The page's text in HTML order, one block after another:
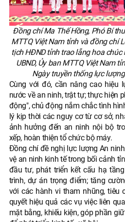
Đồng chí Ma Thế Hồng, Phó Bí
MTTQ Việt Nam tỉnh và đồng chí
tịch HĐND tỉnh trao lẵng hoa chúc
UBND, Ủy ban MTTQ Việt Nam
Ngày truyền thống lực
Cùng với đó, cần nâng cao hiệu
nước về an ninh, trật tự; thực hiện
động", chủ động nắm chắc tình
lý kịp thời các nguy cơ từ cơ sở,
ảnh hưởng đến an ninh nội bộ
xếp, hoàn thiện tổ chức bộ máy.
Đồng chí đề nghị lực lượng An
vệ an ninh kinh tế trong bối cảnh
đầu tư, phát triển kết cấu hạ
trình, dự án trọng điểm; tăng
với các hành vi tham nhũng, tiêu
quyết hiệu quả các vụ việc liên
mặt bằng, khiếu kiện, góp phần